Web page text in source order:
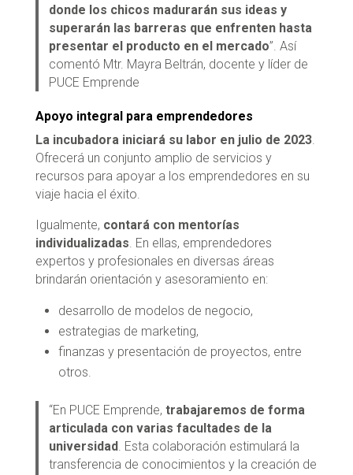
donde los chicos madurarán sus ideas y
superarán las barreras que enfrenten hasta
presentar el producto en el mercado”. Así
comentó Mtr. Mayra Beltrán, docente y líder de
PUCE Emprende
Apoyo integral para emprendedores
La incubadora iniciará su labor en julio de 2023.
Ofrecerá un conjunto amplio de servicios y
recursos para apoyar a los emprendedores en su
viaje hacia el éxito.
Igualmente, contará con mentorías
individualizadas. En ellas, emprendedores
expertos y profesionales en diversas áreas
brindarán orientación y asesoramiento en:
desarrollo de modelos de negocio,
estrategias de marketing,
finanzas y presentación de proyectos, entre
otros.
“En PUCE Emprende,trabajaremos de forma
articulada con varias facultades de la
universidad. Esta colaboración estimulará la
transferencia de conocimientos y la creación de